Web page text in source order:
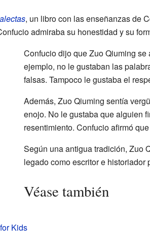
, un libro con las enseñanzas de
admiraba su honestidad y su
Confucio dijo que Zuo Qiuming
ejemplo, no le gustaban las
falsas. Tampoco le gustaba el
Además, Zuo Qiuming sentía
enojo. No le gustaba que alguien
resentimiento. Confucio afirmó
Según una antigua tradición, Zuo
legado como escritor e historiador
Véase también
Kids